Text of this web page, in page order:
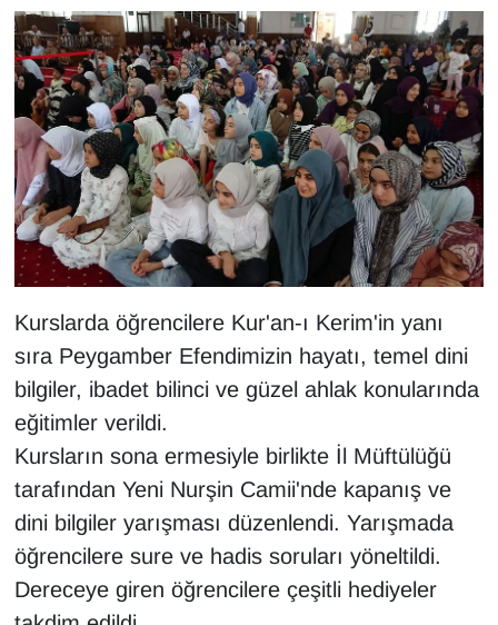
Kurslarda öğrencilere Kur'an-ı Kerim'in yanı
sıra Peygamber Efendimizin hayatı, temel dini
bilgiler, ibadet bilinci ve güzel ahlak konularında
eğitimler verildi.
Kursların sona ermesiyle birlikte İl Müftülüğü
tarafından Yeni Nurşin Camii'nde kapanış ve
dini bilgiler yarışması düzenlendi. Yarışmada
öğrencilere sure ve hadis soruları yöneltildi.
Dereceye giren öğrencilere çeşitli hediyeler
Kim Kimdir?
Kültür & Sanat
KURDÎ
MAGAZİN
MEDYA
POLİTİKA
Resmi İlanlar
RÖPORTAJ
SAĞLIK
Seri İlan